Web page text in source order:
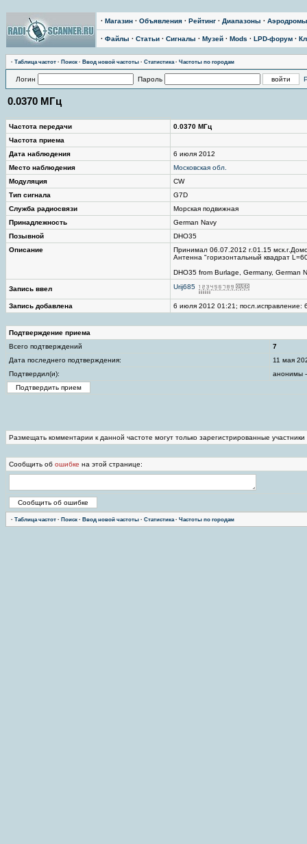
· Магазин · Объявления · Рейтинг · Диапазоны · Аэродромы
· Файлы · Статьи · Сигналы · Музей · Mods · LPD-форум ·
· Таблица частот · Поиск · Ввод новой частоты · Статистика· Частоты по городам
Логин Пароль
0.0370 МГц
Частота передачи
0.0370 МГц
Частота приема
Дата наблюдения
6 июля 2012
Место наблюдения
Московская обл.
Модуляция
CW
Тип сигнала
G7D
Служба радиосвязи
Морская подвижная
Принадлежность
German Navy
Позывной
DHO35
Описание
Принимал 06.07.2012 г.01.15
Антенна "горизонтальный квадрат
DHO35 from Burlage, Germany, German
Запись ввел Urij685
Запись добавлена 6 июля 2012 01:21; посл.исправление:
Подтверждение приема
Всего подтверждений
7
Дата последнего подтверждения:
11 мая
Подтвердил(и):
анонимы
Размещать комментарии к данной частоте могут только зарегистрированные
Сообщить об ошибке на этой странице:
· Таблица частот · Поиск · Ввод новой частоты · Статистика· Частоты по городам